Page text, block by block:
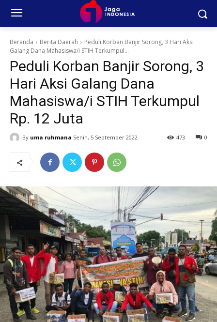
Beranda Berita Daerah
Peduli Korban Banjir Sorong, 3 Hari Aksi
Galang Dana Mahasiswa/i STIH Terkumpul...
Peduli Korban Banjir Sorong, 3
Hari Aksi Galang Dana
Mahasiswa/i STIH Terkumpul
Rp. 12 Juta
By uma ruhmana Senin, 5 September 2022 0
473